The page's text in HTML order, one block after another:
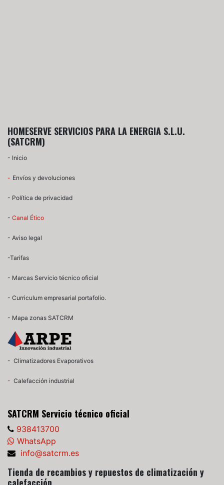
HOMESERVE SERVICIOS PARA LA ENERGIA S.L.U.
(SATCRM)
- Inicio
-​ Envíos y devoluciones
- Política de privacidad
- Canal Ético
- Aviso legal
-Tarifas
- Marcas Servicio técnico oficial
- Curriculum empresarial portafolio.
- Mapa zonas SATCRM
- Climatizadores Evaporativos
- Calefacción industrial
SATCRM Servicio técnico oficial
938413700
WhatsApp
info@satcrm.es
Tienda de recambios y repuestos de climatización y
calefacción